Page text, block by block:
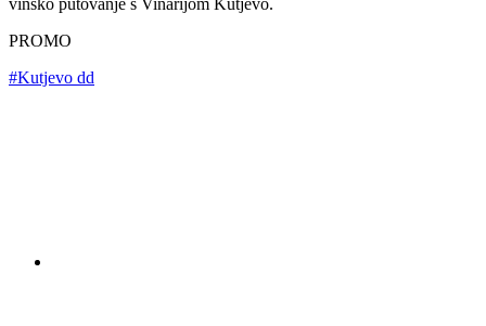
PROMO
#Kutjevo dd